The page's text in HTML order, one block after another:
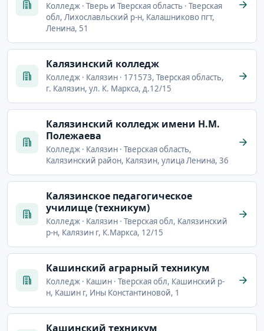
Колледж · Тверь и Тверская область · Тверская
обл, Лихославльский р-н, Калашниково пгт,
Ленина, 51
Калязинский колледж
Колледж · Калязин · 171573, Тверская область,
г. Калязин, ул. К. Маркса, д.12/15
Калязинский колледж имени Н.М.
Полежаева
Колледж · Калязин · Тверская область,
Калязинский район, Калязин, улица Ленина, 36
Калязинское педагогическое
училище (техникум)
Колледж · Калязин · Тверская обл, Калязинский
р-н, Калязин г, К.Маркса, 12/15
Кашинский аграрный техникум
Колледж · Кашин · Тверская обл, Кашинский р-
н, Кашин г, Ины Константиновой, 1
Кашинский техникум